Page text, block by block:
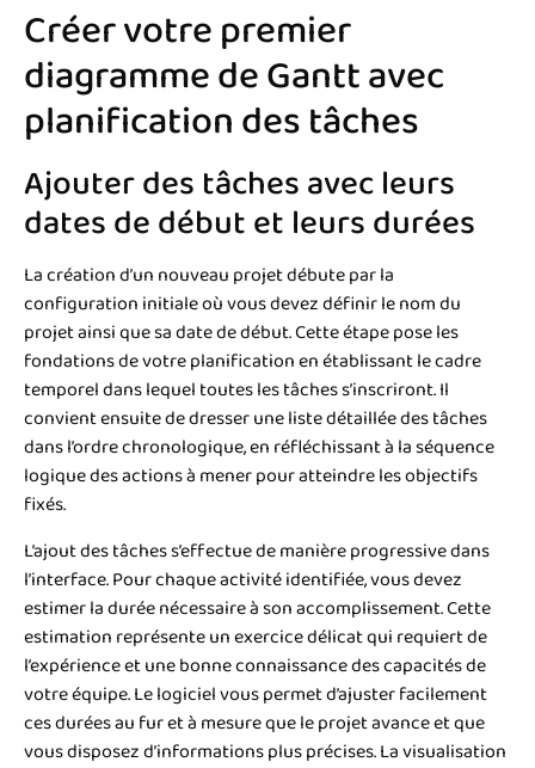
Créer votre premier
diagramme de Gantt avec
planification des tâches
Ajouter des tâches avec leurs
dates de début et leurs durées
La création d’un nouveau projet débute par la
configuration initiale où vous devez définir le nom du
projet ainsi que sa date de début. Cette étape pose les
fondations de votre planification en établissant le cadre
temporel dans lequel toutes les tâches s’inscriront. Il
convient ensuite de dresser une liste détaillée des tâches
dans l’ordre chronologique, en réfléchissant à la séquence
logique des actions à mener pour atteindre les objectifs
fixés.
L’ajout des tâches s’effectue de manière progressive dans
l’interface. Pour chaque activité identifiée, vous devez
estimer la durée nécessaire à son accomplissement. Cette
estimation représente un exercice délicat qui requiert de
l’expérience et une bonne connaissance des capacités de
votre équipe. Le logiciel vous permet d’ajuster facilement
ces durées au fur et à mesure que le projet avance et que
vous disposez d’informations plus précises. La visualisation